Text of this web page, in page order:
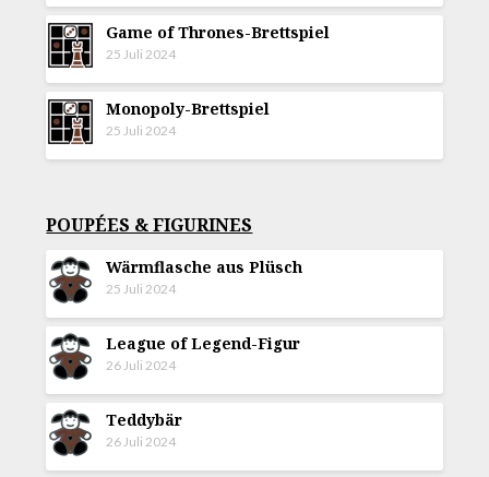
Game of Thrones-Brettspiel
25 Juli 2024
Monopoly-Brettspiel
25 Juli 2024
POUPÉES & FIGURINES
Wärmflasche aus Plüsch
25 Juli 2024
League of Legend-Figur
26 Juli 2024
Teddybär
26 Juli 2024